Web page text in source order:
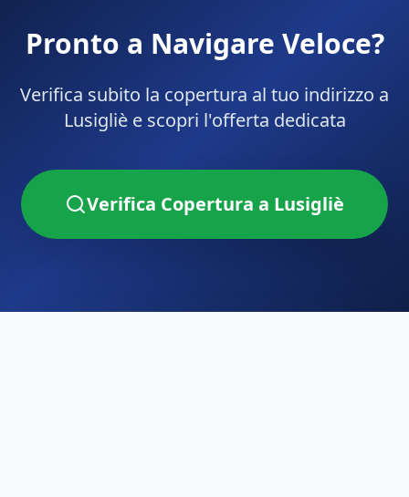
Pronto a Navigare Veloce?
Verifica subito la copertura al tuo indirizzo a
Lusiglièe scopri l'offerta dedicata
Verifica Copertura a Lusigliè